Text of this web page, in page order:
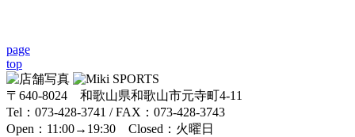
page
top
〒640-8024 和歌山県和歌山市元寺町4-11
Tel：073-428-3741 / FAX：073-428-3743
Open：11:00→19:30 Closed：火曜日